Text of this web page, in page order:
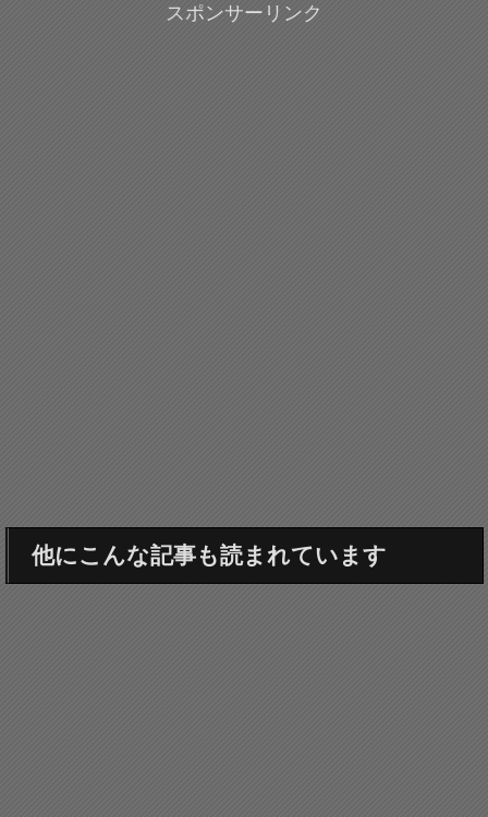
スポンサーリンク
他にこんな記事も読まれています